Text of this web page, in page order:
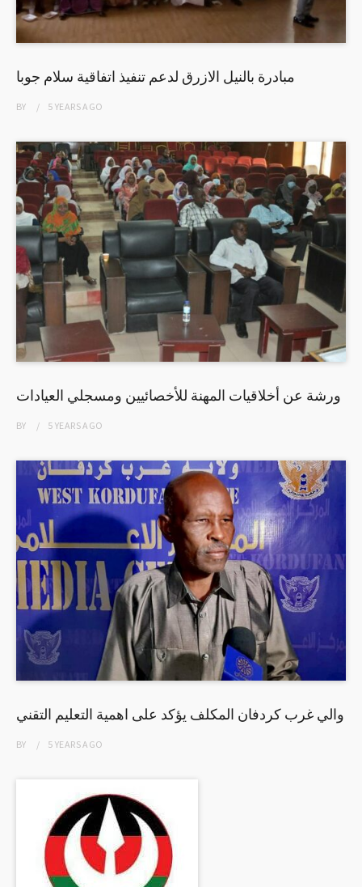
مبادرة بالنيل الازرق لدعم تنفيذ اتفاقية سلام جوبا
BY 5 YEARSAGO
ورشة عن أخلاقيات المهنة للأخصائيين ومسجلي العيادات
BY 5 YEARSAGO
والي غرب كردفان المكلف يؤكد على اهمية التعليم التقني
BY 5 YEARSAGO